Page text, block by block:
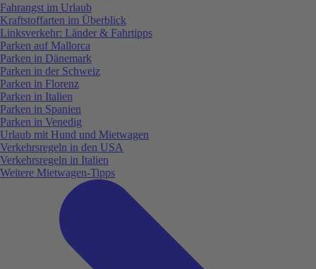
Fahrangst im Urlaub
Kraftstoffarten im Überblick
Linksverkehr: Länder & Fahrtipps
Parken auf Mallorca
Parken in Dänemark
Parken in der Schweiz
Parken in Florenz
Parken in Italien
Parken in Spanien
Parken in Venedig
Urlaub mit Hund und Mietwagen
Verkehrsregeln in den USA
Verkehrsregeln in Italien
Weitere Mietwagen-Tipps